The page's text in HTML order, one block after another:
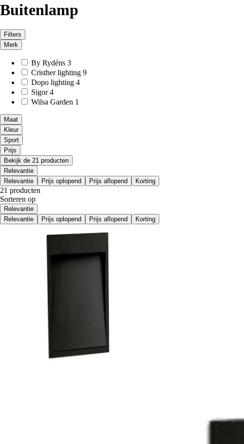
Buitenlamp
Filters
Merk
By Rydéns 3
Cristher lighting 9
Dopo lighting 4
Sigor 4
Wilsa Garden 1
Maat
Kleur
Sport
Prijs
Bekijk de 21 producten
Relevantie
Relevantie
Prijs oplopend Prijs aflopend Korting
21 producten
Sorteren op
Relevantie
Relevantie
Prijs oplopend Prijs aflopend Korting